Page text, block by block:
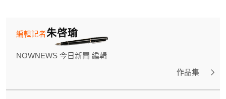
朱啓瑜
編輯記者
NOWNEWS 今日新聞 編輯
作品集